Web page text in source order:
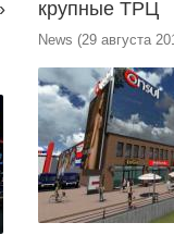
крупные ТРЦ
News (29 августа